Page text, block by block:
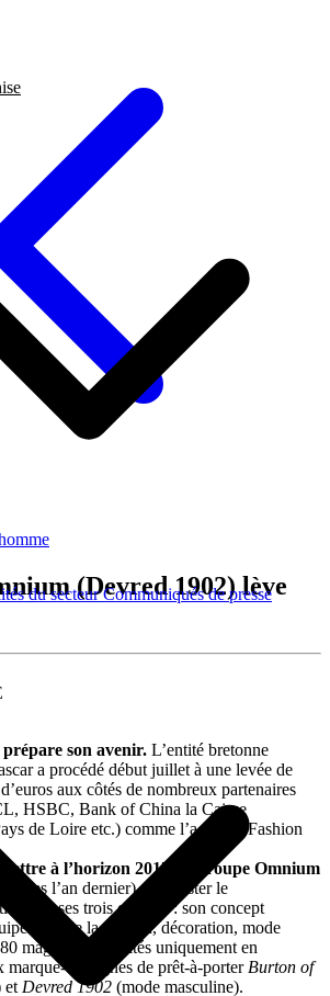
du secteurCommuniqués de presse
(Devred 1902) lève
son avenir. L’entité bretonne
a procédé début juillet à une levée de
aux côtés de nombreux partenaires
HSBC, Bank of China la Caisse
de Loire etc.) comme l’a révélé Fashion
à l’horizon 2017 au groupe Omnium
l’an dernier) de booster le
de ses trois chaînes : son concept
de la maison, décoration, mode
magasins exploités uniquement en
marque-enseignes de prêt-à-porter Burton of
et Devred 1902 (mode masculine).